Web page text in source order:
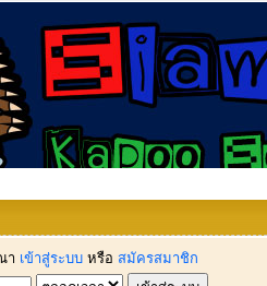
า เข้าสู่ระบบ หรือ สมัครสมาชิก